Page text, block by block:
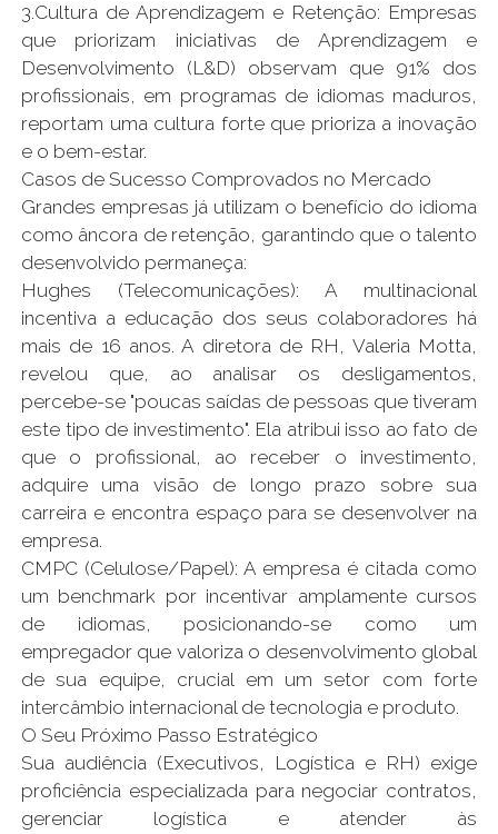
3.Cultura de Aprendizagem e Retenção: Empresas
que priorizam iniciativas de Aprendizagem e
Desenvolvimento (L&D) observam que 91% dos
profissionais, em programas de idiomas maduros,
reportam uma cultura forte que prioriza a inovação
e o bem-estar.
Casos de Sucesso Comprovados no Mercado
Grandes empresas já utilizam o benefício do idioma
como âncora de retenção, garantindo que o talento
desenvolvido permaneça:
Hughes (Telecomunicações): A multinacional
incentiva a educação dos seus colaboradores há
mais de 16 anos. A diretora de RH, Valeria Motta,
revelou que, ao analisar os desligamentos,
percebe-se "poucas saídas de pessoas que tiveram
este tipo de investimento". Ela atribui isso ao fato de
que o profissional, ao receber o investimento,
adquire uma visão de longo prazo sobre sua
carreira e encontra espaço para se desenvolver na
empresa.
CMPC (Celulose/Papel): A empresa é citada como
um benchmark por incentivar amplamente cursos
de idiomas, posicionando-se como um
empregador que valoriza o desenvolvimento global
de sua equipe, crucial em um setor com forte
intercâmbio internacional de tecnologia e produto.
O Seu Próximo Passo Estratégico
Sua audiência (Executivos, Logística e RH) exige
proficiência especializada para negociar contratos,
gerenciar logística e atender às